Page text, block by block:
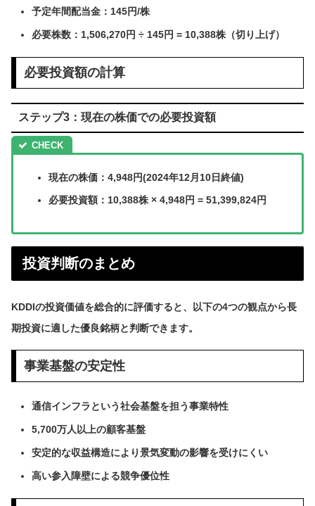
予定年間配当金：145円/株
必要株数：1,506,270円 ÷ 145円 = 10,388株（切り上げ）
必要投資額の計算
ステップ3：現在の株価での必要投資額
現在の株価：4,948円(2024年12月10日終値)
必要投資額：10,388株 × 4,948円 = 51,399,824円
投資判断のまとめ
KDDIの投資価値を総合的に評価すると、以下の4つの観点から長
期投資に適した優良銘柄と判断できます。
事業基盤の安定性
通信インフラという社会基盤を担う事業特性
5,700万人以上の顧客基盤
安定的な収益構造により景気変動の影響を受けにくい
高い参入障壁による競争優位性